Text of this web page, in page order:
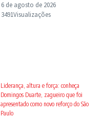
6 de agosto de 2026
3491Visualizações
Liderança, altura e força: conheça
Domingos Duarte, zagueiro que foi
apresentado como novo reforço do São
Paulo